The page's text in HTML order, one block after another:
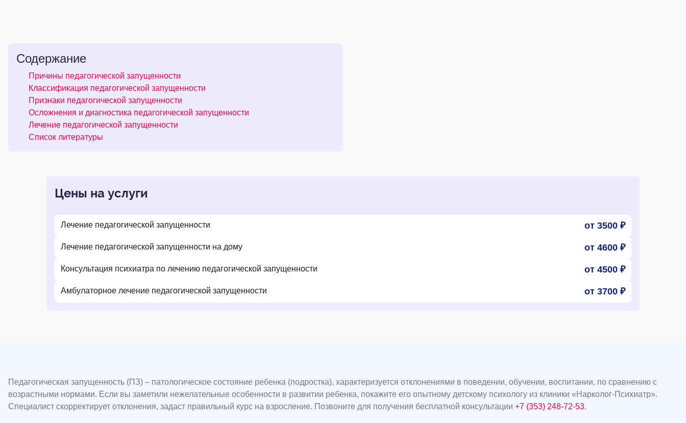
Содержание
Причины педагогической запущенности
Классификация педагогической запущенности
Признаки педагогической запущенности
Осложнения и диагностика педагогической запущенности
Лечение педагогической запущенности
Список литературы
Цены на услуги
Лечение педагогической запущенности от 3500 ₽
Лечение педагогической запущенности на дому от 4600 ₽
Консультация психиатра по лечению педагогической запущенности от 4500 ₽
Амбулаторное лечение педагогической запущенности от 3700 ₽
Педагогическая запущенность (ПЗ) – патологическое состояние ребенка (подростка), характеризуется отклонениями в поведении, обучении, воспитании, по сравнению с
возрастными нормами. Если вы заметили нежелательные особенности в развитии ребенка, покажите его опытному детскому психологу из клиники «Нарколог-Психиатр».
Специалист скорректирует отклонения, задаст правильный курс на взросление. Позвоните для получения бесплатной консультации +7 (353) 248-72-53.